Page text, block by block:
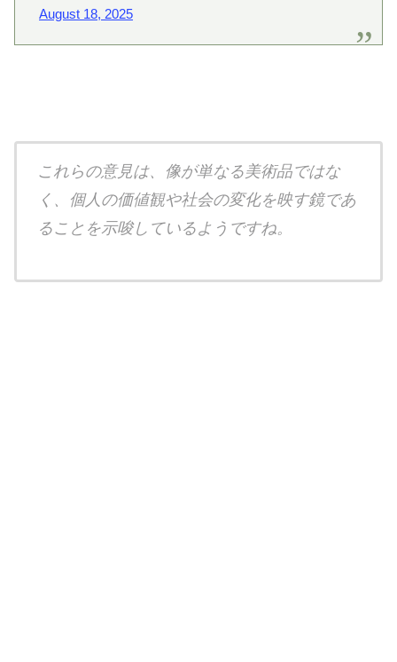
August 18, 2025
これらの意見は、像が単なる美術品ではな
く、個人の価値観や社会の変化を映す鏡であ
ることを示唆しているようですね。